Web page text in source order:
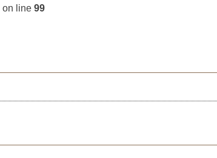
on line 99